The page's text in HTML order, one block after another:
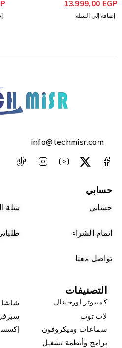
13.999,00EGP
إضافة إلى السلة
info@techmisr.com
حسابي
حسابي سلة
اتمام الشراء طلباتي
تواصل معنا
التصنيفات
كمبيوتر اورجينال
لاب توب
سماعات وميكروفون
برامج وأنظمة تشغيل